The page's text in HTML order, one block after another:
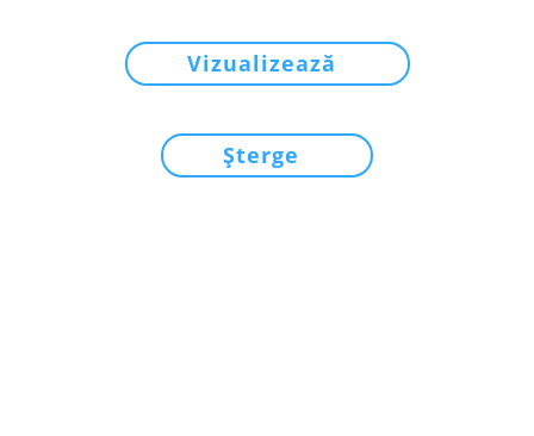
Vizualizează
Șterge